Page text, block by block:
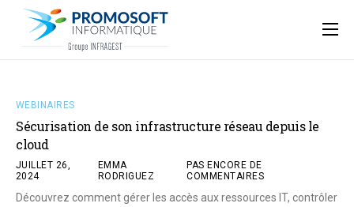
Qui sommes-nous ?
Nos ressources
Support
WEBINAIRES
Sécurisation de son infrastructure réseau depuis le
cloud
JUILLET 26,
2024
EMMA
RODRIGUEZ
PAS ENCORE DE
COMMENTAIRES
Découvrez comment gérer les accès aux ressources IT, contrôler